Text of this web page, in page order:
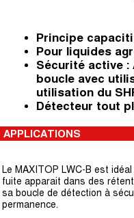
Principe
Pour liquides
Sécurité active :
boucle avec
utilisation du
Détecteur tout
APPLICATIONS
Le MAXITOP LWC-B est
fuite apparait dans des
sa boucle de détection à
permanence.